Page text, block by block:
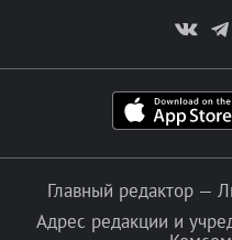
Главный редактор —
Адрес редакции и